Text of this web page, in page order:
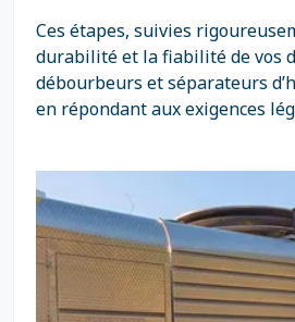
Ces étapes, suivies
durabilité et la fiabilité de vos
débourbeurs et séparateurs
en répondant aux exigences